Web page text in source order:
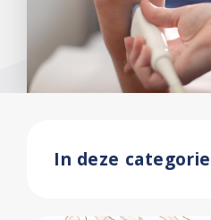
In deze categorie